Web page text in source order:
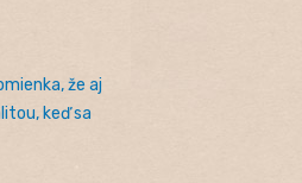
že aj
keď sa